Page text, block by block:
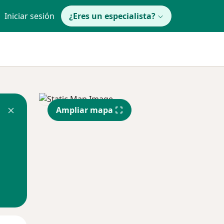
Iniciar sesión ¿Eres un especialista?
Ampliar mapa